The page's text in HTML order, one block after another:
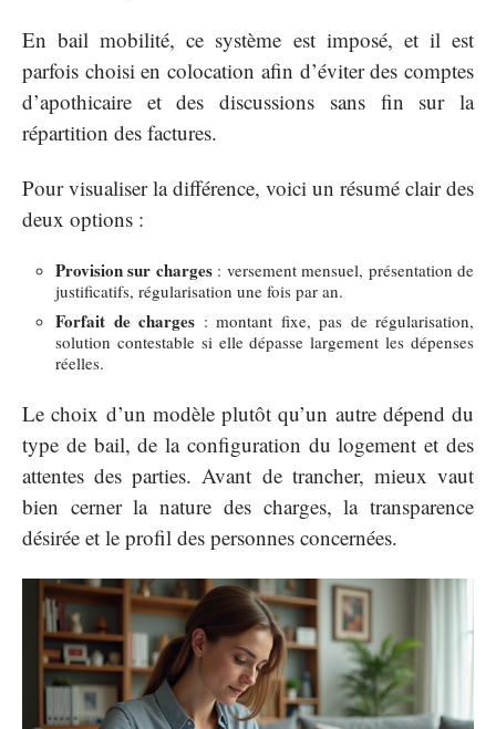
En bail mobilité, ce système est imposé, et il est
parfois choisi en colocation afin d’éviter des comptes
d’apothicaire et des discussions sans fin sur la
répartition des factures.
Pour visualiser la différence, voici un résumé clair des
deux options :
Provision sur charges: versement mensuel, présentation de
justificatifs, régularisation une fois par an.
Forfait de charges : montant fixe, pas de régularisation,
solution contestable si elle dépasse largement les dépenses
réelles.
Le choix d’un modèle plutôt qu’un autre dépend du
type de bail, de la configuration du logement et des
attentes des parties. Avant de trancher, mieux vaut
bien cerner la nature des charges, la transparence
désirée et le profil des personnes concernées.